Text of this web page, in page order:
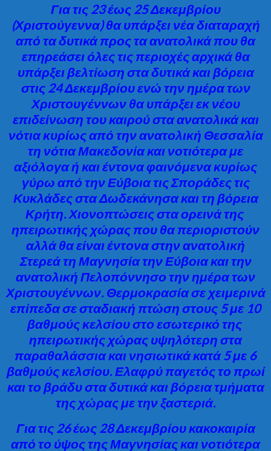
Για τις 23 έως 25 Δεκεμβρίου
(Χριστούγεννα) θα υπάρξει νέα διαταραχή
από τα δυτικά προς τα ανατολικά που θα
επηρεάσει όλες τις περιοχές αρχικά θα
υπάρξει βελτίωση στα δυτικά και βόρεια
στις 24 Δεκεμβρίου ενώ την ημέρα των
Χριστουγέννων θα υπάρξει εκ νέου
επιδείνωση του καιρού στα ανατολικά και
νότια κυρίως από την ανατολική Θεσσαλία
τη νότια Μακεδονία και νοτιότερα με
αξιόλογα ή και έντονα φαινόμενα κυρίως
γύρω από την Εύβοια τις Σποράδες τις
Κυκλάδες στα Δωδεκάνησα και τη βόρεια
Κρήτη. Χιονοπτώσεις στα ορεινά της
ηπειρωτικής χώρας που θα περιοριστούν
αλλά θα είναι έντονα στην ανατολική
Στερεά τη Μαγνησία την Εύβοια και την
ανατολική Πελοπόννησο την ημέρα των
Χριστουγέννων. Θερμοκρασία σε χειμερινά
επίπεδα σε σταδιακή πτώση στους 5 με 10
βαθμούς κελσίου στο εσωτερικό της
ηπειρωτικής χώρας υψηλότερη στα
παραθαλάσσια και νησιωτικά κατά 5 με 6
βαθμούς κελσίου. Ελαφρύ παγετός το πρωί
και το βράδυ στα δυτικά και βόρεια τμήματα
της χώρας με την ξαστεριά.
Για τις 26 έως 28 Δεκεμβρίου κακοκαιρία
από το ύψος της Μαγνησίας και νοτιότερα